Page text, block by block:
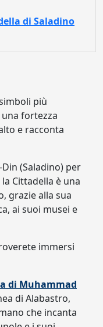
di Saladino
più
fortezza
e racconta
(Saladino) per
Cittadella è una
grazie alla sua
ai suoi musei e
immersi
di Muhammad
di Alabastro,
che incanta